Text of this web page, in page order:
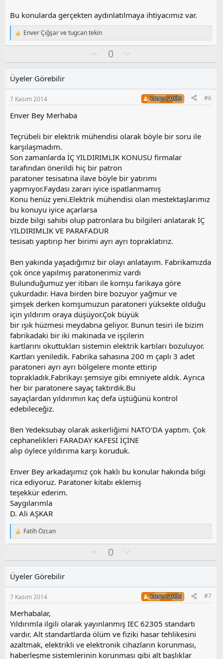
y
l
Bu konularda gerçekten aydınlatılmaya ihtiyacımız var.
T
e
i
l
e
r
Enver Çığşarvetugcan tekin
y
0
l
s
u
y
l
a
Üyeler Görebilir
7 Kasım 2014 KONU SAHIBI #6
Enver Bey Merhaba
Teçrübeli bir elektrik mühendisi olarak böyle bir soru ile
karşılaşmadım.
Son zamanlarda İÇ YILDIRIMLIK KONUSU firmalar
tarafından önerildi hiç bir patron
paratoner tesisatına ilave böyle bir yatırımı
yapmıyor.Faydası zararı iyice ispatlanmamış
Konu henüz yeni.Elektrik mühendisi olan mestektaşlarımız
bu konuyu iyice açarlarsa
bizde bilgi sahibi olup patronlara bu bilgileri anlatarak İÇ
YILDIRIMLIK VE PARAFADUR
tesisatı yaptırıp her birimi ayrı ayrı topraklatırız.
Ben yakında yaşadığımız bir olayı anlatayım. Fabrikamızda
çok önce yapılmış paratonerimiz vardı
Bulunduğumuz yer itibarı ile komşu farikaya göre
çukurdadır. Hava birden bire bozuyor yağmur ve
şimşek derken komşumuzun paratoneri yüksekte olduğu
için yıldırım oraya düşüyor.Çok büyük
bir ışık hüzmesi meydabna geliyor. Bunun tesiri ile bizim
fabrikadaki bir iki makinada ve işçilerin
kartlarını okuttukları sistemin elektrik kartıları bozuluyor.
Kartları yeniledik. Fabrika sahasına 200 m çaplı 3 adet
paratoneri ayrı ayrı bölgelere monte ettirip
toprakladık.Fabrikayı şemsiye gibi emniyete aldık. Ayrıca
her bir paratonere sayaç taktırdık.Bu
sayaçlardan yıldırımın kaç defa üştüğünü kontrol
edebileceğiz.
Ben Yedeksubay olarak askerliğimi NATO'DA yaptım. Çok
cephanelikleri FARADAY KAFESİ İÇİNE
alıp öylece yıldırıma karşı koruduk.
Enver Bey arkadaşımız çok haklı bu konular hakında bilgi
rica ediyoruz. Paratoner kitabı eklemiş
teşekkür ederim.
Saygılarımla
D. Ali AŞKAR
T
e
i
l
e
r
Fatih Özcan
y
0
l
s
u
o
y
l
a
Üyeler Görebilir
7 Kasım 2014 KONU SAHIBI #7
Merhabalar,
Yıldırımla ilgili olarak yayınlanmış IEC 62305 standartı
vardır. Alt standartlarda ölüm ve fiziki hasar tehlikesini
azaltmak, elektrikli ve elektronik cihazların korunması,
haberleşme sistemlerinin korunması gibi alt başlıklar